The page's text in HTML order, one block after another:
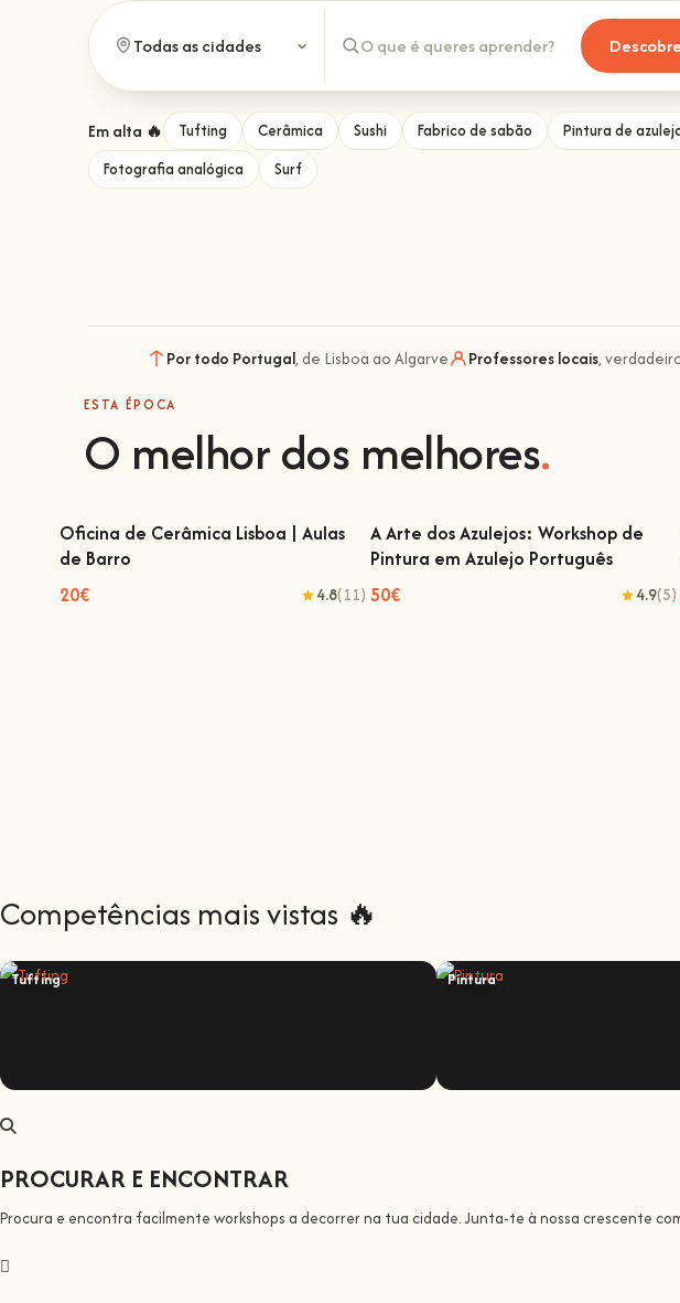
Descobre
Em alta 🔥 Tufting Cerâmica Sushi Fabrico de sabão
Pintura de
Fotografia analógica
Surf
Por todo Portugal, de Lisboa ao Algarve Professores locais,
ESTA ÉPOCA
O melhor dos melhores.
Oficina de Cerâmica Lisboa | Aulas de
Oficina de Cerâmica Lisboa | Aulas
de Barro
20€
4.8(11)
A Arte dos Azulejos: Workshop de Pintura
A Arte dos Azulejos: Workshop de
Pintura em Azulejo Português
50€
4.9(5)
Competências mais vistas 🔥
Tufting Pintura
PROCURAR E ENCONTRAR
Procura e encontra facilmente workshops a decorrer na tua cidade. Junta-te à nossa crescente